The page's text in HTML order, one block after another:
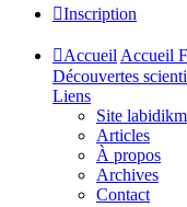
Inscription
Accueil Accueil
Découvertes
Liens
Site labidikm
Articles
À propos
Archives
Contact